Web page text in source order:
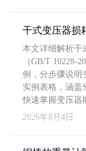
干式变压器损
本文详细解析干
（GB/T 10228-
例，分步骤说明
实例表格，涵盖
快速掌握变压器
2026年8月4日